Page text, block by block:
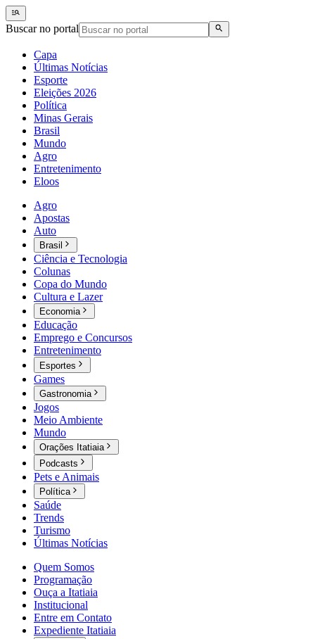
Buscar no portal
Capa
Últimas Notícias
Esporte
Eleições 2026
Política
Minas Gerais
Brasil
Mundo
Agro
Entretenimento
Eloos
Agro
Apostas
Auto
Brasil
Ciência e Tecnologia
Colunas
Copa do Mundo
Cultura e Lazer
Economia
Educação
Emprego e Concursos
Entretenimento
Esportes
Games
Gastronomia
Jogos
Meio Ambiente
Mundo
Orações Itatiaia
Podcasts
Pets e Animais
Política
Saúde
Trends
Turismo
Últimas Notícias
Quem Somos
Programação
Ouça a Itatiaia
Institucional
Entre em Contato
Expediente Itatiaia